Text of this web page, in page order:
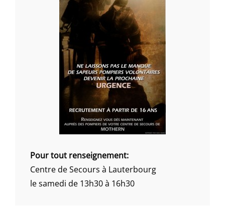
Pour tout renseignement:
Centre de Secours à Lauterbourg
le samedi de 13h30 à 16h30